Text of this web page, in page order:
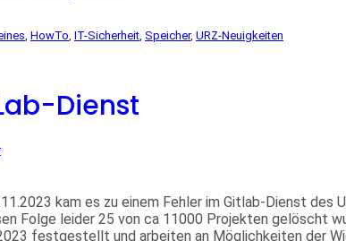
, HowTo, IT-Sicherheit, Speicher, URZ-Neuigkeiten
Dienst
kam es zu einem Fehler im Gitlab-Dienst des
Folge leider 25 von ca 11000 Projekten gelöscht
festgestellt und arbeiten an Möglichkeiten der